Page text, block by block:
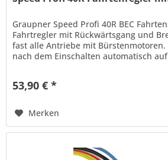
Graupner Speed Profi 40R BEC
Fahrtregler mit Rückwärtsgang und
fast alle Antriebe mit Bürstenmotoren.
nach dem Einschalten automatisch
53,90 € *
Merken